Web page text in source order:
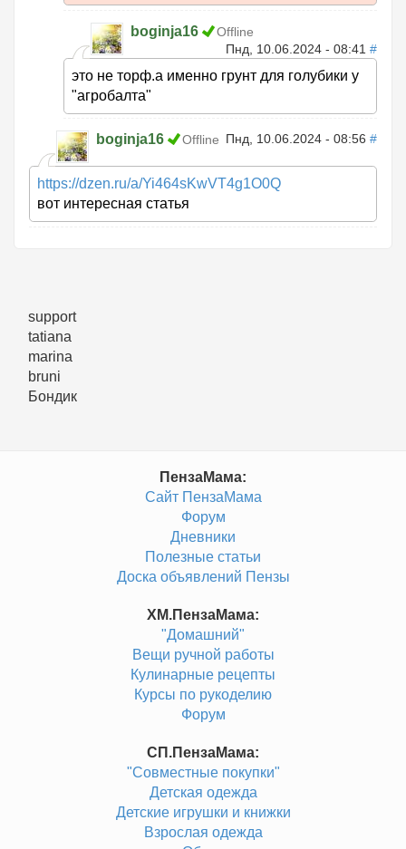
boginja16
Offline
Пнд, 10.06.2024 - 08:41 #
это не торф.а именно грунт для голубики у
"агробалта"
boginja16 Offline Пнд, 10.06.2024 - 08:56 #
https://dzen.ru/a/Yi464sKwVT4g1O0Q
вот интересная статья
support
tatiana
marina
bruni
Бондик
ПензаМама:
Сайт ПензаМама
Форум
Дневники
Полезные статьи
Доска объявлений Пензы
ХМ.ПензаМама:
"Домашний"
Вещи ручной работы
Кулинарные рецепты
Курсы по рукоделию
Форум
СП.ПензаМама:
"Совместные покупки"
Детская одежда
Детские игрушки и книжки
Взрослая одежда